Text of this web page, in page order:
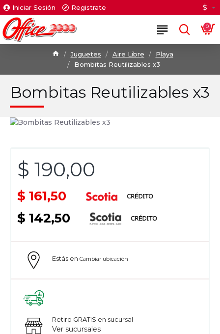
Iniciar Sesión Registrate $
0
Juguetes Aire Libre
Playa
Bombitas Reutilizables x3
Bombitas Reutilizables x3
$ 190,00
$ 161,50
$ 142,50
Estás en Cambiar ubicación
Retiro GRATIS en sucursal
Ver sucursales